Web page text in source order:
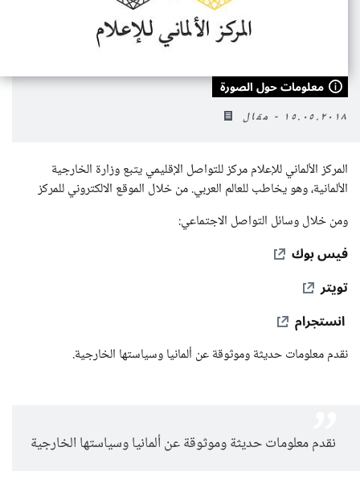
معلومات حول الصورة
١٥.٠٥.٢٠١٨ - مقال
المركز الألماني للإعلام مركز للتواصل الإقليمي يتبع وزارة الخارجية
الألمانية، وهو يخاطب للعالم العربي. من خلال الموقع الالكتروني للمركز
ومن خلال وسائل التواصل الاجتماعي:
فيس بوك
تويتر
انستجرام
نقدم معلومات حديثة وموثوقة عن ألمانيا وسياستها الخارجية.
نقدم معلومات حديثة وموثوقة عن ألمانيا وسياستها الخارجية